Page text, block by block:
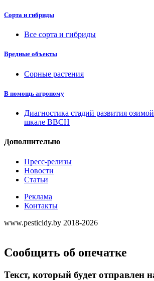
Сорта и гибриды
Все сорта и гибриды
Вредные объекты
Сорные растения
В помощь агроному
Диагностика стадий развития
шкале ВВСН
Дополнительно
Пресс-релизы
Новости
Статьи
Реклама
Контакты
www.pesticidy.by 2018-2026
Сообщить об опечатке
Текст, который будет отправлен